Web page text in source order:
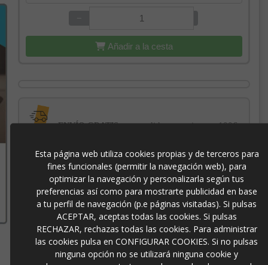
−
Añadir a la cesta
ENVÍO GRATIS para pedidos superiores a 100€
PROTECCIÓN AL COMPRADOR
con el sello
de garantía Trusted Shops
-3% DE DESCUENTO EXTRApara pagos con
transferencia bancaria
42436
Esta página web utiliza cookies propias y de terceros para
fines funcionales (permitir la navegación web), para
optimizar la navegación y personalizarla según tus
preferencias así como para mostrarte publicidad en base
a tu perfil de navegación (p.e páginas visitadas). Si pulsas
ACEPTAR, aceptas todas las cookies. Si pulsas
RECHAZAR, rechazas todas las cookies. Para administrar
las cookies pulsa en CONFIGURAR COOKIES. Si no pulsas
ninguna opción no se utilizará ninguna cookie y